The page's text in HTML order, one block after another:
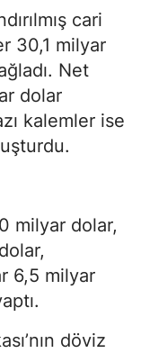
cari
30,1 milyar
Net
dolar
kalemler ise
milyar dolar,
6,5 milyar
döviz